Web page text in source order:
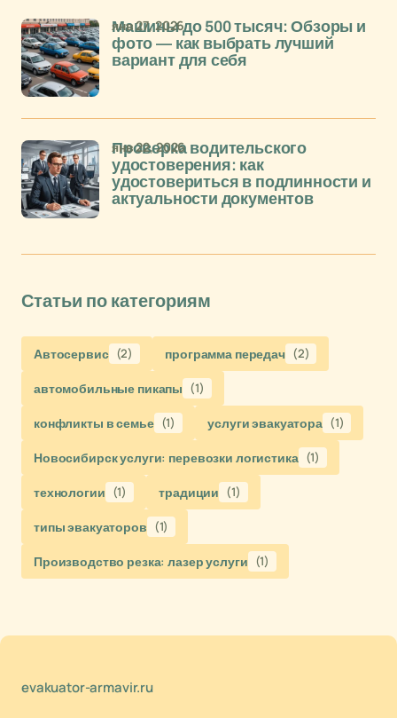
Машины до 500 тысяч: Обзоры и
фото — как выбрать лучший
вариант для себя
янв 27, 2026
Проверка водительского
удостоверения: как
удостовериться в подлинности и
актуальности документов
янв 22, 2026
Статьи по категориям
Автосервис (2) программа передач (2)
автомобильные пикапы (1)
конфликты в семье (1) услуги эвакуатора (1)
Новосибирск услуги: перевозки логистика (1)
технологии (1) традиции (1)
типы эвакуаторов (1)
Производство резка: лазер услуги (1)
evakuator-armavir.ru